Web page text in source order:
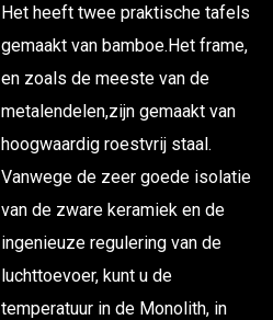
Het heeft twee praktische tafels
gemaakt van bamboe.Het frame,
en zoals de meeste van de
metalendelen,zijn gemaakt van
hoogwaardig roestvrij staal.
Vanwege de zeer goede isolatie
van de zware keramiek en de
ingenieuze regulering van de
luchttoevoer, kunt u de
temperatuur in de Monolith, in